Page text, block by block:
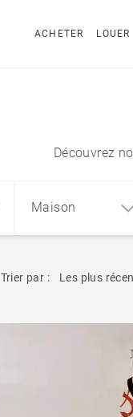
ACHETER LOUER
Découvrez
Maison
Trier par : Les plus